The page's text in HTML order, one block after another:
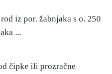
iz por. žabnjaka s o. 250
...
čipke ili prozračne